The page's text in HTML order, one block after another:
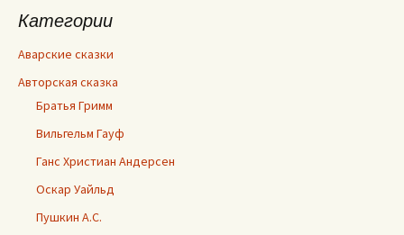
Категории
Аварские сказки
Авторская сказка
Братья Гримм
Вильгельм Гауф
Ганс Христиан Андерсен
Оскар Уайльд
Пушкин А.С.